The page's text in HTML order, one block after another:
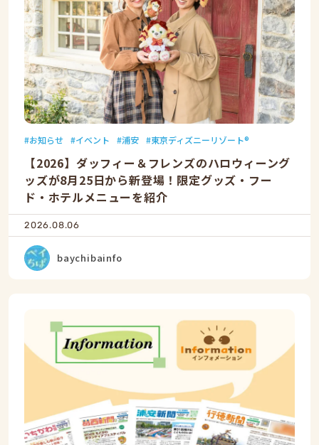
お知らせ イベント 浦安 東京ディズニーリゾート®
【2026】ダッフィー＆フレンズのハロウィーング
ッズが8月25日から新登場！限定グッズ・フー
ド・ホテルメニューを紹介
2026.08.06
baychibainfo